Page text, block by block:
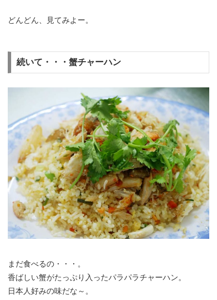
どんどん、見てみよー。
続いて・・・蟹チャーハン
まだ食べるの・・・。
香ばしい蟹がたっぷり入ったパラパラチャーハン。
日本人好みの味だな～。